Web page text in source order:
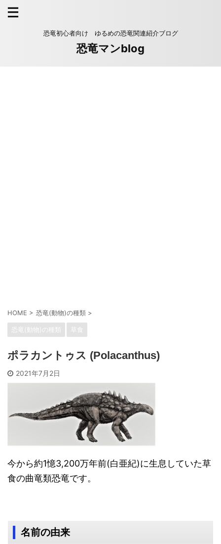
恐竜初心者向け ゆるめの恐竜関連紹介ブログ
恐竜マンblog
HOME > 恐竜(動物)の種類 >
恐竜(動物)の種類 草食
ポラカントゥス (Polacanthus)
2021年7月2日
今から約1憶3,200万年前(白亜紀)に生息していた草
食の曲竜類恐竜です。
名前の由来